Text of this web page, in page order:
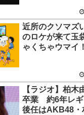
近所のクソマズ
のロケが来て玉
ゃくちゃウマイ
【ラジオ】柏木
卒業 約6年レ
後任はAKB48・